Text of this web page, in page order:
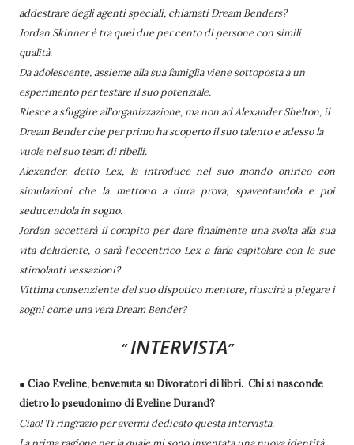
addestrare degli agenti speciali, chiamati Dream Benders?
Jordan Skinner è tra quel due per cento di persone con simili
qualità.
Da adolescente, assieme alla sua famiglia viene sottoposta a un
esperimento per testare il suo potenziale.
Riesce a sfuggire all'organizzazione, ma non ad Alexander Shelton, il
Dream Bender che per primo ha scoperto il suo talento e adesso la
vuole nel suo team di ribelli.
Alexander, detto Lex, la introduce nel suo mondo onirico con
simulazioni che la mettono a dura prova, spaventandola e poi
seducendola in sogno.
Jordan accetterà il compito per dare finalmente una svolta alla sua
vita deludente, o sarà l'eccentrico Lex a farla capitolare con le sue
stimolanti vessazioni?
Vittima consenziente del suo dispotico mentore, riuscirà a piegare i
sogni come una vera Dream Bender?
INTERVISTA
● Ciao Eveline, benvenuta su Divoratori di libri. Chi si nasconde
dietro lo pseudonimo di Eveline Durand?
Ciao! Ti ringrazio per avermi dedicato questa intervista.
La prima ragione per la quale mi sono inventata una nuova identità